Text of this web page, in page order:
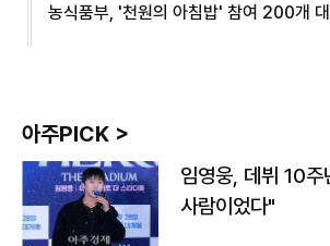
농식품부, '천원의 아침밥' 참여 200개
아주PICK >
임영웅, 데뷔 10
사람이었다"